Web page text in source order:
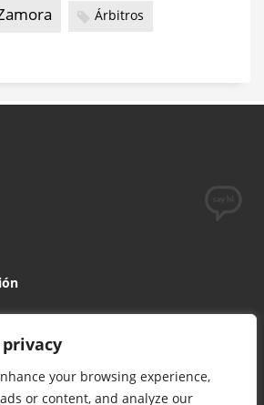
your browsing experience,
or content, and analyze our
Árbitros